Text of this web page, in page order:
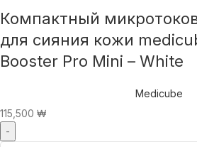
Компактный
для сияния кожи
Booster Pro Mini – White
Medicube
115,500 ₩